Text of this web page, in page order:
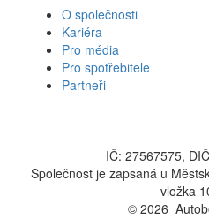
O společnosti
Kariéra
Pro média
Pro spotřebitele
Partneři
IČ: 27567575,
Společnost je zapsaná u
vložka
© 2026